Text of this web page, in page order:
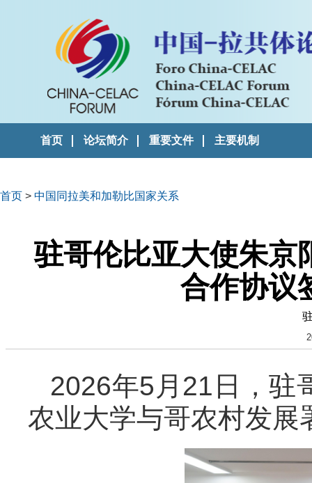
首页 论坛简介 重要文件 主要机制
首页 > 中国同拉美和加勒比国家关系
驻哥伦比亚大使朱京
合作协议
2026年5月21日，驻
农业大学与哥农村发展